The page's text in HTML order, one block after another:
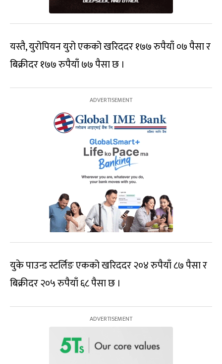
यस्तै, युरोपियन युरो एकको खरिददर १७७ रुपैयाँ ०७ पैसा र
बिक्रीदर १७७ रुपैयाँ ७७ पैसा छ ।
युके पाउन्ड स्टर्लिङ एकको खरिददर २०४ रुपैयाँ ८७ पैसा र
बिक्रीदर २०५ रुपैयाँ ६८ पैसा छ ।